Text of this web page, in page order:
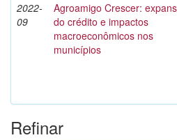
2022-
09
Agroamigo Crescer:
do crédito e impactos
macroeconômicos nos
municípios
Refinar